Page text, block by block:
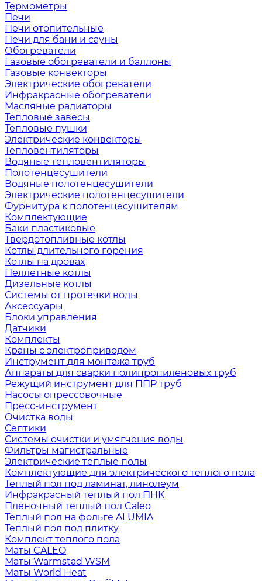
Термометры
Печи
Печи отопительные
Печи для бани и сауны
Обогреватели
Газовые обогреватели и баллоны
Газовые конвекторы
Электрические обогреватели
Инфракрасные обогреватели
Масляные радиаторы
Тепловые завесы
Тепловые пушки
Электрические конвекторы
Тепловентиляторы
Водяные тепловентиляторы
Полотенцесушители
Водяные полотенцесушители
Электрические полотенцесушители
Фурнитура к полотенцесушителям
Комплектующие
Баки пластиковые
Твердотопливные котлы
Котлы длительного горения
Котлы на дровах
Пеллетные котлы
Дизельные котлы
Системы от протечки воды
Аксессуары
Блоки управления
Датчики
Комплекты
Краны с электроприводом
Инструмент для монтажа труб
Аппараты для сварки полипропиленовых труб
Режущий инструмент для ППР труб
Насосы опрессовочные
Пресс-инструмент
Очистка воды
Септики
Системы очистки и умягчения воды
Фильтры магистральные
Электрические теплые полы
Комплектующие для электрического теплого пола
Теплый пол под ламинат, линолеум
Инфракрасный теплый пол ПНК
Пленочный теплый пол Caleo
Теплый пол на фольге ALUMIA
Теплый пол под плитку
Комплект теплого пола
Маты CALEO
Маты Warmstad WSM
Маты World Heat